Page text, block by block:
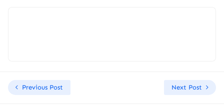
Previous Post Next Post